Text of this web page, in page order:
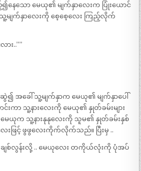
၍နေသော မေယု၏ မျက်နှာလေးက ပြုံးယောင်
သူ့မျက်နှာလေးကို စေ့စေ့လေး ကြည့်လိုက်
ား..””
ခေါ် သူ့မျက်နှာက မေယု၏ မျက်နှာပေါ်
င်းကာ သူ့နားလေးကို မေယု၏ နှုတ်ခမ်းများ
ယုက သူ့နားနုနုလေးကို သူမ၏ နှုတ်ခမ်းနှစ်
းဖြင့် ဖွဖွလေးကိုက်လိုက်သည်။ ပြီးမှ ..
ျစ်လွန်းလို့ .. မေယုလေး တကိုယ်လုံးကို ပုံအပ်